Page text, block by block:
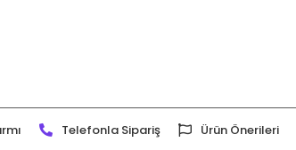
Telefonla Sipariş Ürün Önerileri